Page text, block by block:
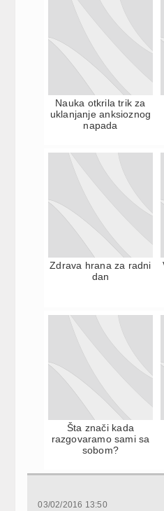
Nauka otkrila trik za
uklanjanje anksioznog
napada
Zdrava hrana za radni
dan
Šta znači kada
razgovaramo sami sa
sobom?
03/02/2016 13:50